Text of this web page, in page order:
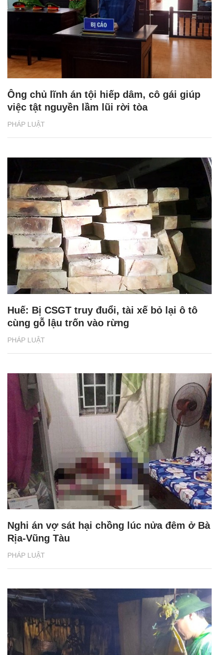
PHÁP LUẬT
Ông chủ lĩnh án tội hiếp dâm, cô gái giúp
việc tật nguyền lầm lũi rời tòa
PHÁP LUẬT
Huế: Bị CSGT truy đuổi, tài xế bỏ lại ô tô
cùng gỗ lậu trốn vào rừng
PHÁP LUẬT
Nghi án vợ sát hại chồng lúc nửa đêm ở Bà
Rịa-Vũng Tàu